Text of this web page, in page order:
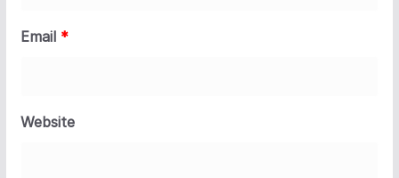
Email *
Website